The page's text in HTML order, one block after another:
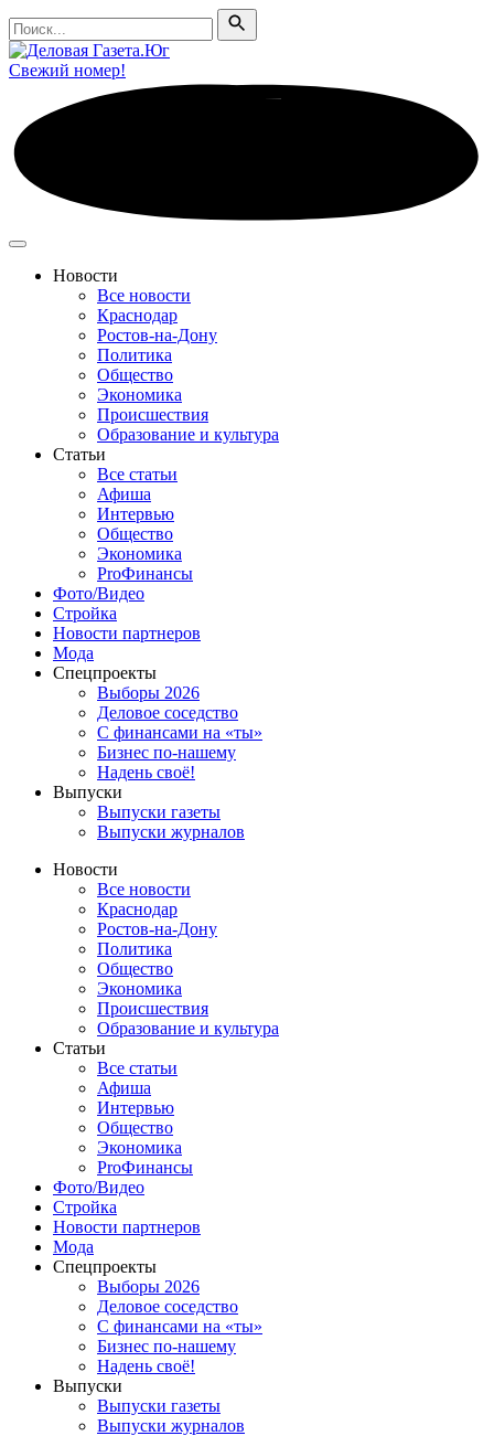
Поиск
Поиск
Свежий номер!
Новости
Все новости
Краснодар
Ростов-на-Дону
Политика
Общество
Экономика
Происшествия
Образование и культура
Статьи
Все статьи
Афиша
Интервью
Общество
Экономика
ProФинансы
Фото/Видео
Стройка
Новости партнеров
Мода
Спецпроекты
Выборы 2026
Деловое соседство
С финансами на «ты»
Бизнес по-нашему
Надень своё!
Выпуски
Выпуски газеты
Выпуски журналов
Новости
Все новости
Краснодар
Ростов-на-Дону
Политика
Общество
Экономика
Происшествия
Образование и культура
Статьи
Все статьи
Афиша
Интервью
Общество
Экономика
ProФинансы
Фото/Видео
Стройка
Новости партнеров
Мода
Спецпроекты
Выборы 2026
Деловое соседство
С финансами на «ты»
Бизнес по-нашему
Надень своё!
Выпуски
Выпуски газеты
Выпуски журналов